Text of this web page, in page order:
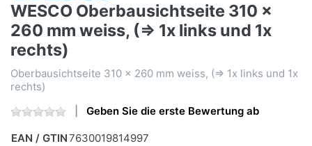
WESCO Oberbausichtseite 310 x
260 mm weiss, (=> 1x links und 1x
rechts)
Oberbausichtseite 310 x 260 mm weiss, (=> 1x links und 1x
rechts)
Geben Sie die erste Bewertung ab
EAN / GTIN7630019814997